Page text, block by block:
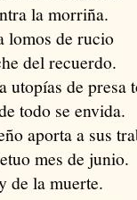
la morriña.
lomos de rucio
del recuerdo.
utopías de presa
todo se envida.
aporta a sus
mes de junio.
de la muerte.